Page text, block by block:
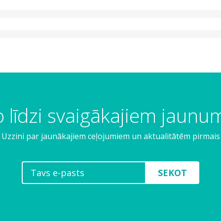
līdzi svaigākajiem
Uzzini par jaunākajiem ceļojumiem un aktualitātēm pirmais
SEKOT